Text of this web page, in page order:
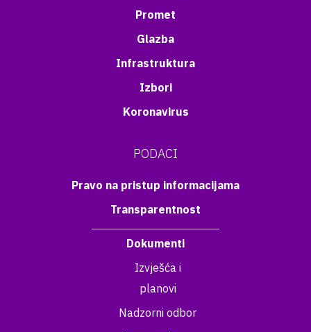
Promet
Glazba
Infrastruktura
Izbori
Koronavirus
PODACI
Pravo na pristup informacijama
Transparentnost
Dokumenti
Izvješća i
planovi
Nadzorni odbor